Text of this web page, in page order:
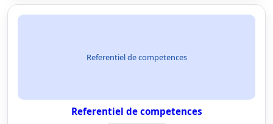
Referentiel de competences
Referentiel de competences